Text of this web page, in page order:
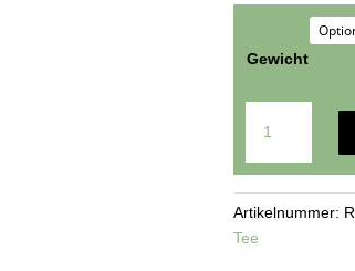
Gewicht
Earl
Grey
Menge
Artikelnummer:
Tee